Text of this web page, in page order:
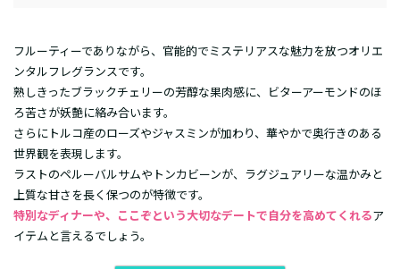
フルーティーでありながら、官能的でミステリアスな魅力を放つオリエ
ンタルフレグランスです。
熟しきったブラックチェリーの芳醇な果肉感に、ビターアーモンドのほ
ろ苦さが妖艶に絡み合います。
さらにトルコ産のローズやジャスミンが加わり、華やかで奥行きのある
世界観を表現します。
ラストのペルーバルサムやトンカビーンが、ラグジュアリーな温かみと
上質な甘さを長く保つのが特徴です。
特別なディナーや、ここぞという大切なデートで自分を高めてくれるア
イテムと言えるでしょう。